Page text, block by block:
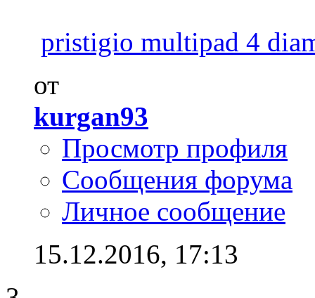
pristigio multipad 4
от
kurgan93
Просмотр профиля
Сообщения форума
Личное сообщение
15.12.2016, 17:13